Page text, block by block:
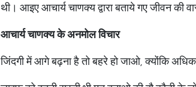
थी। आइए आचार्य चाणक्य द्वारा बताये गए जीवन की
आचार्यचाणक्यकेअनमोलविचार
जिंदगी में आगे बढ़ना है तो बहरे हो जाओ, क्योंकि